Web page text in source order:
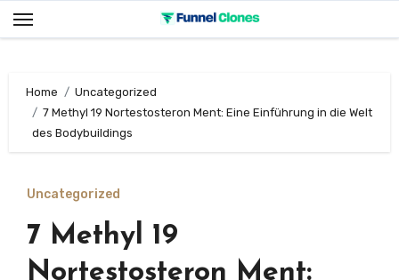
Skip
to
Home
Uncategorized
7 Methyl 19 Nortestosteron Ment: Eine Einführung in die Welt
des Bodybuildings
Uncategorized
7 Methyl 19
Nortestosteron Ment: